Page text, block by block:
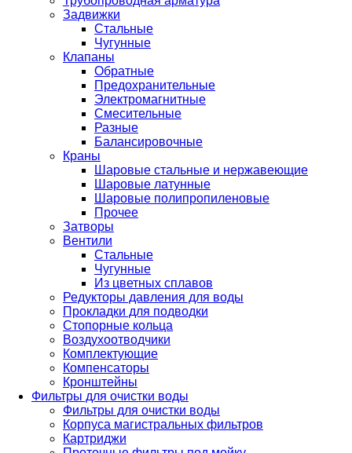
Задвижки
Стальные
Чугунные
Клапаны
Обратные
Предохранительные
Электромагнитные
Смесительные
Разные
Балансировочные
Краны
Шаровые стальные и нержавеющие
Шаровые латунные
Шаровые полипропиленовые
Прочее
Затворы
Вентили
Стальные
Чугунные
Из цветных сплавов
Редукторы давления для воды
Прокладки для подводки
Стопорные кольца
Воздухоотводчики
Комплектующие
Компенсаторы
Кронштейны
Фильтры для очистки воды
Фильтры для очистки воды
Корпуса магистральных фильтров
Картриджи